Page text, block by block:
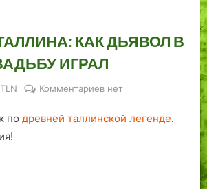
КАК ДЬЯВОЛ В
ИГРАЛ
By
TLN Комментариевк
ЛЕГЕНДЫ
нет
по древней таллинской легенде.